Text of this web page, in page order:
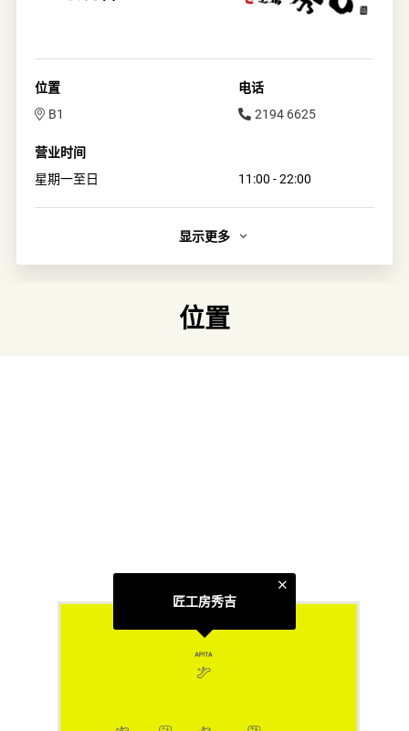
位置
B1
电话
2194 6625
营业时间
星期一至日
11:00 - 22:00
显示更多
位置
匠工房秀吉